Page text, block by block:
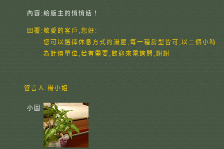
內容:給版主的悄悄話！
回覆:敬愛的客戶,您好:
您可以選擇休息方式的湯屋,每一種房型皆可,以二個小時
為計價單位,若有需要,歡迎來電詢問,謝謝
留言人:楊小姐
小圖: